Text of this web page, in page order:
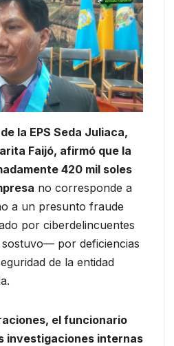
la EPS Seda Juliaca,
Faijó, afirmó que la
420 mil soles
no corresponde a
a un presunto fraude
por ciberdelincuentes
por deficiencias
de la entidad
el funcionario
investigaciones internas